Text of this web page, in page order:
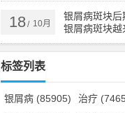
18/ 10月
银屑病斑块后
银屑病斑块越
标签列表
银屑病 (85905) 治疗